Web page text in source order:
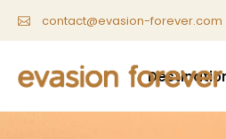
contact@evasion-forever.com